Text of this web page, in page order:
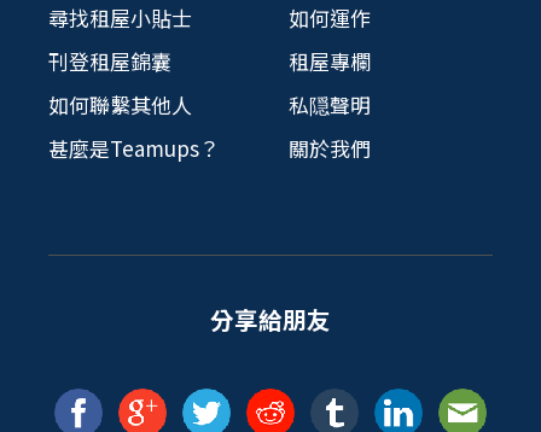
尋找租屋小貼士
刊登租屋錦囊
如何聯繫其他人
甚麼是Teamups？
如何運作
租屋專欄
私隠聲明
關於我們
分享給朋友